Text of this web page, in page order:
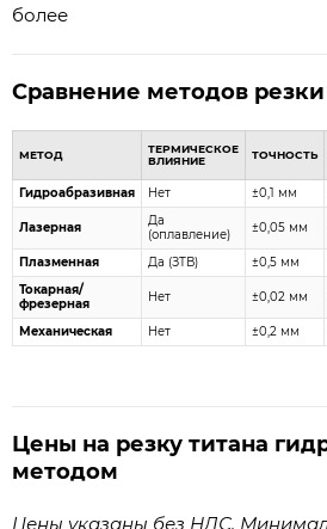
более
Сравнение методов резки
МЕТОД
ТЕРМИЧЕСКОЕ
ВЛИЯНИЕ
ТОЧНОСТЬ
Гидроабразивная Нет ±0,1 мм
Лазерная
Да
(оплавление)
±0,05 мм
Плазменная Да (ЗТВ) ±0,5 мм
Токарная/
фрезерная
Нет ±0,02 мм
Механическая Нет ±0,2 мм
Цены на резку титана
методом
Цены указаны без НДС.